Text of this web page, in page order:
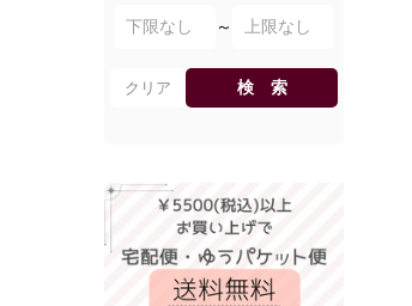
～
クリア 検 索